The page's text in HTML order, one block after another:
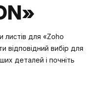
листів для «Zoho
відповідний вибір для
деталей і почніть